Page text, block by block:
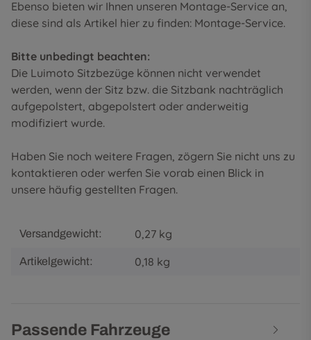
Ebenso bieten wir Ihnen unseren Montage-Service an,
diese sind als Artikel hier zu finden: Montage-Service.
Bitte unbedingt beachten:
Die Luimoto Sitzbezüge können nicht verwendet
werden, wenn der Sitz bzw. die Sitzbank nachträglich
aufgepolstert, abgepolstert oder anderweitig
modifiziert wurde.
Haben Sie noch weitere Fragen, zögern Sie nicht uns zu
kontaktieren oder werfen Sie vorab einen Blick in
unsere häufig gestellten Fragen.
Versandgewicht: 0,27 kg
Artikelgewicht: 0,18 kg
Passende Fahrzeuge